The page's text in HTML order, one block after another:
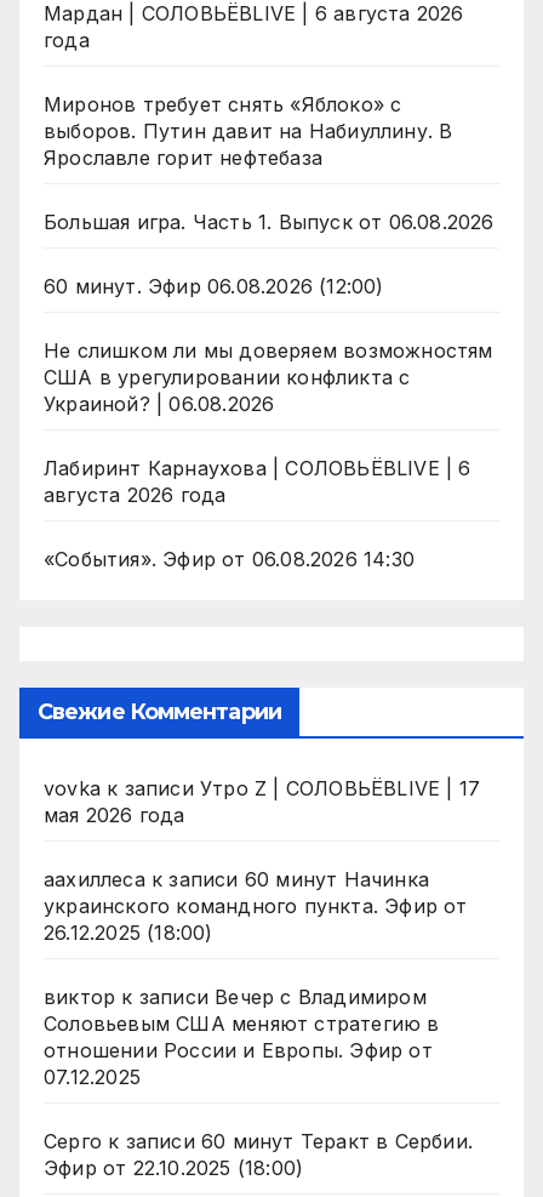
Мардан | СОЛОВЬЁВLIVE | 6 августа 2026
года
Миронов требует снять «Яблоко» с
выборов. Путин давит на Набиуллину. В
Ярославле горит нефтебаза
Большая игра. Часть 1. Выпуск от 06.08.2026
60 минут. Эфир 06.08.2026 (12:00)
Не слишком ли мы доверяем возможностям
США в урегулировании конфликта с
Украиной? | 06.08.2026
Лабиринт Карнаухова | СОЛОВЬЁВLIVE | 6
августа 2026 года
«События». Эфир от 06.08.2026 14:30
Свежие Комментарии
vovka к записи Утро Z | СОЛОВЬЁВLIVE | 17
мая 2026 года
аахиллесак записи 60 минут Начинка
украинского командного пункта. Эфир от
26.12.2025 (18:00)
виктор к записи Вечер с Владимиром
Соловьевым США меняют стратегию в
отношении России и Европы. Эфир от
07.12.2025
Серго к записи 60 минут Теракт в Сербии.
Эфир от 22.10.2025 (18:00)